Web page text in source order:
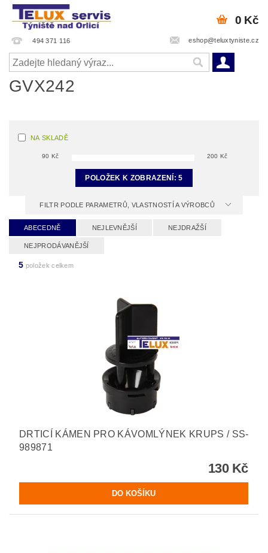
494 371 116 eshop@teluxtyniste.cz
0 Kč
GVX242
NA SKLADĚ
90 Kč 200 Kč
POLOŽEK K ZOBRAZENÍ:5
FILTR PODLE PARAMETRŮ, VLASTNOSTÍ A VÝROBCŮ
ABECEDNĚ NEJLEVNĚJŠÍ NEJDRAŽŠÍ
NEJPRODÁVANĚJŠÍ
5 položek celkem
DRTICÍ KÁMEN PRO KÁVOMLÝNEK KRUPS / SS-
989871
130 Kč